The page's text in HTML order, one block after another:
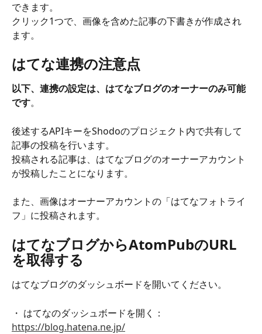
できます。
クリック1つで、画像を含めた記事の下書きが作成され
ます。
はてな連携の注意点
以下、連携の設定は、はてなブログのオーナーのみ可能
です。
後述するAPIキーをShodoのプロジェクト内で共有して
記事の投稿を行います。
投稿される記事は、はてなブログのオーナーアカウント
が投稿したことになります。
また、画像はオーナーアカウントの「はてなフォトライ
フ」に投稿されます。
はてなブログからAtomPubのURL
を取得する
はてなブログのダッシュボードを開いてください。
・ はてなのダッシュボードを開く：
https://blog.hatena.ne.jp/